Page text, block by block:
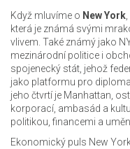
Když mluvíme o New York
která je známá svými
vlivem . Také známý jako
mezinárodní politice i
spojenecký stát, jehož
jako platformu pro
jeho čtvrtí je Manhattan
korporací, ambasád a
politikou, financemi a
Ekonomický puls New